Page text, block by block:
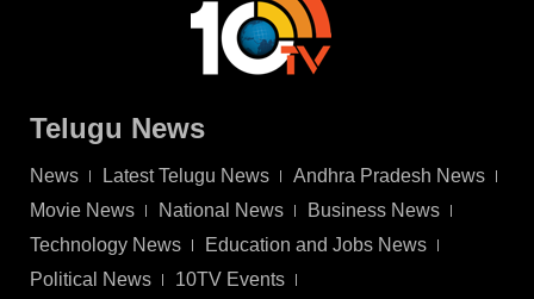
Telugu News
News Latest Telugu News
Andhra Pradesh News
Movie News
National News
Business News
Technology News
Education and Jobs News
Political News
10TV Events